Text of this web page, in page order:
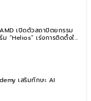
เปิดตัวสถาปัตยกรรม
“Helios” เร่งการติดตั้งใช้
เสริมทักษะ AI